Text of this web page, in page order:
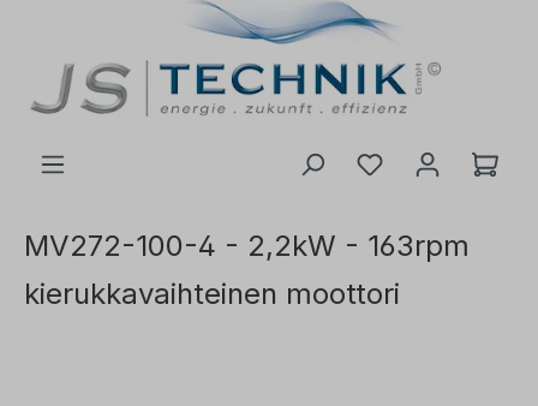
MV272-100-4 - 2,2kW - 163rpm
kierukkavaihteinen moottori